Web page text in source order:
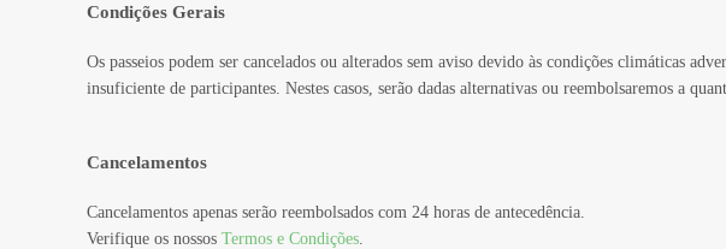
Condições Gerais
Os passeios podem ser cancelados ou alterados sem aviso devido às condições climáticas
insuficiente de participantes. Nestes casos, serão dadas alternativas ou reembolsaremos a
Cancelamentos
Cancelamentos apenas serão reembolsados com 24 horas de antecedência.
Verifique os nossos Termos e Condições